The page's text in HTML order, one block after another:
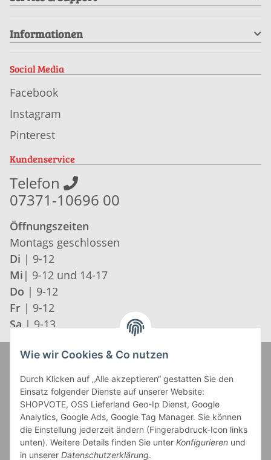
Informationen
Social Media
Facebook
Instagram
Pinterest
Kundenservice
Telefon
07371-10696 00
Öffnungszeiten
Montags geschlossen
Di | 9-12
Mi | 9-12 und 14-17
Do | 9-12
Fr | 9-12
Sa | 9-13
Wie wir Cookies & Co nutzen
Durch Klicken auf „Alle akzeptieren“ gestatten Sie den
Einsatz folgender Dienste auf unserer Website:
SHOPVOTE, OSS Lieferland Geo-Ip Dienst, Google
Analytics, Google Ads, Google Tag Manager. Sie können
die Einstellung jederzeit ändern (Fingerabdruck-Icon links
unten). Weitere Details finden Sie unter Konfigurieren und
in unserer Datenschutzerklärung.